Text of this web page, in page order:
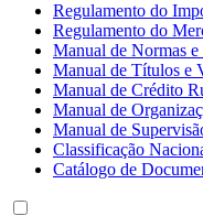
Regulamento do
Regulamento do
Manual de Normas e
Manual de Títulos e
Manual de Crédito
Manual de
Manual de
Classificação
Catálogo de